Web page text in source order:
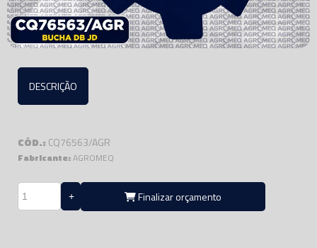
DESCRIÇÃO
CÓD.: CQ76563/AGR
Fabricante:AGROMEQ
Finalizar orçamento